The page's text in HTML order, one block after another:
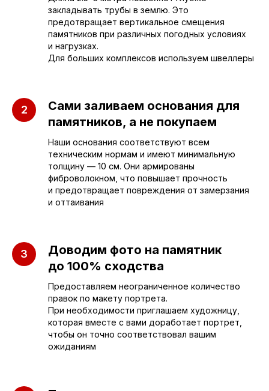
закладывать трубы в землю. Это
предотвращает вертикальное смещения
памятников при различных погодных условиях
и нагрузках.
Для больших комплексов используем швеллеры
Сами заливаем основания для
памятников, а не покупаем
Наши основания соответствуют всем
техническим нормам и имеют минимальную
толщину — 10 см. Они армированы
фиброволокном, что повышает прочность
и предотвращает повреждения от замерзания
и оттаивания
Доводим фото на памятник
до 100% сходства
Предоставляем неограниченное количество
правок по макету портрета.
При необходимости приглашаем художницу,
которая вместе с вами доработает портрет,
чтобы он точно соответствовал вашим
ожиданиям
Приезжайте к нам
в офис
sleza-v-kamne64@yandex.ru
+7 (962) 629-39-39
Отдел продаж
Пугачёва, 156
г. Энгельс, Весёлая ул., 114
Руководитель мастерской